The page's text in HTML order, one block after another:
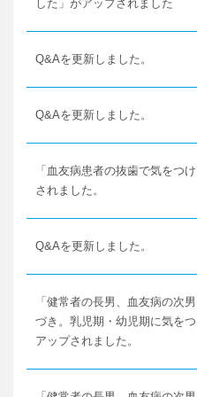
した」がアップされました
Q&Aを更新しました。
Q&Aを更新しました。
「血友病患者の抜歯で気をつ
されました。
Q&Aを更新しました。
「健常者の長男、血友病の次
づき。乳児期・幼児期に気を
アップされました。